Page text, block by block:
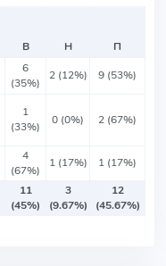
В Н
П
6
(35%)
2 (12%) 9 (53%)
1
(33%)
0 (0%) 2 (67%)
4
(67%)
1 (17%) 1 (17%)
11
(45%)
3
(9.67%)
12
(45.67%)